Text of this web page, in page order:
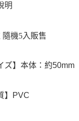
明
隨機5入販售
ズ】本体：約50mm
】PVC